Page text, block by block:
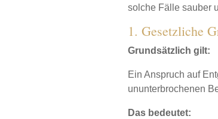
solche Fälle sauber
1. Gesetzliche
Grundsätzlich gilt:
Ein Anspruch auf
ununterbrochenen
Das bedeutet: